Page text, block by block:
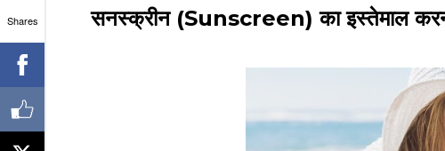
सनस्क्रीन (Sunscreen) का इस्तेमाल
Shares